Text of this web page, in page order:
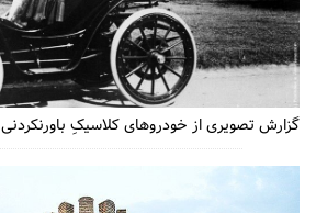
گزارش تصویری از خودروهای کلاسیکِ باورنکردنی